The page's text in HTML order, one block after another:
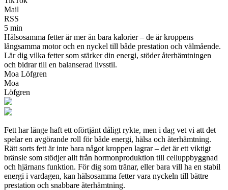
Mail
RSS
5 min
Hälsosamma fetter är mer än bara kalorier – de är kroppens
långsamma motor och en nyckel till både prestation och välmående.
Lär dig vilka fetter som stärker din energi, stöder återhämtningen
och bidrar till en balanserad livsstil.
Moa Löfgren
Moa
Löfgren
Fett har länge haft ett oförtjänt dåligt rykte, men i dag vet vi att det
spelar en avgörande roll för både energi, hälsa och återhämtning.
Rätt sorts fett är inte bara något kroppen lagrar – det är ett viktigt
bränsle som stödjer allt från hormonproduktion till celluppbyggnad
och hjärnans funktion. För dig som tränar, eller bara vill ha en stabil
energi i vardagen, kan hälsosamma fetter vara nyckeln till bättre
prestation och snabbare återhämtning.